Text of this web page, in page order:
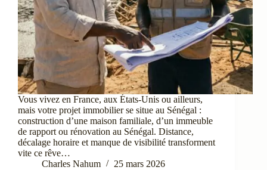
Vous vivez en France, aux États-Unis ou ailleurs,
mais votre projet immobilier se situe au Sénégal :
construction d’une maison familiale, d’un immeuble
de rapport ou rénovation au Sénégal. Distance,
décalage horaire et manque de visibilité transforment
vite ce rêve…
Charles Nahum
25 mars 2026